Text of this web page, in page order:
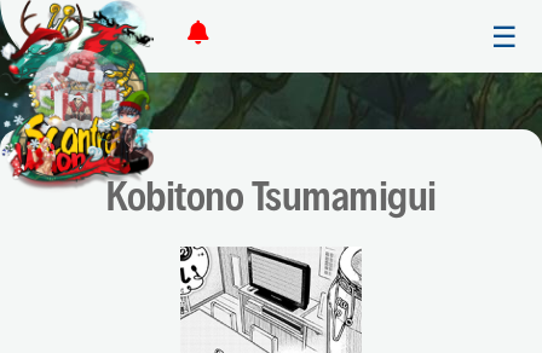
☰
Kobitono Tsumamigui